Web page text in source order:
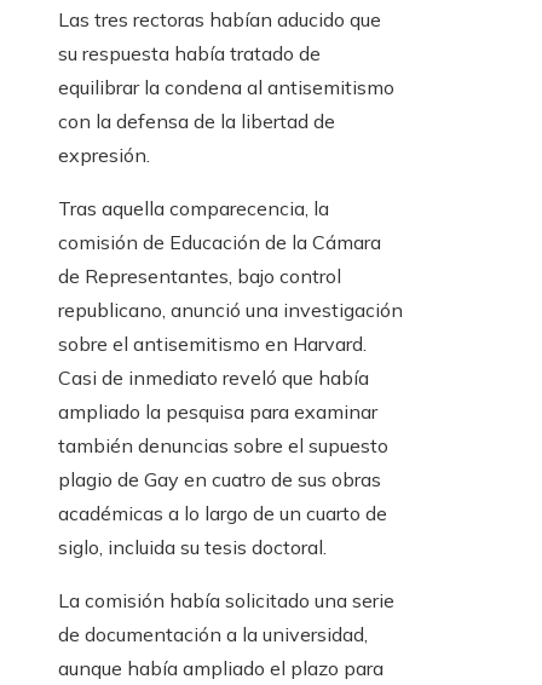
Las tres rectoras habían aducido que
su respuesta había tratado de
equilibrar la condena al antisemitismo
con la defensa de la libertad de
expresión.
Tras aquella comparecencia, la
comisión de Educación de la Cámara
de Representantes, bajo control
republicano, anunció una investigación
sobre el antisemitismo en Harvard.
Casi de inmediato reveló que había
ampliado la pesquisa para examinar
también denuncias sobre el supuesto
plagio de Gay en cuatro de sus obras
académicas a lo largo de un cuarto de
siglo, incluida su tesis doctoral.
La comisión había solicitado una serie
de documentación a la universidad,
aunque había ampliado el plazo para